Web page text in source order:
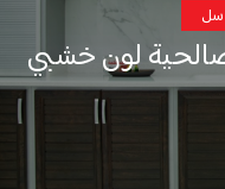
لون خشبي